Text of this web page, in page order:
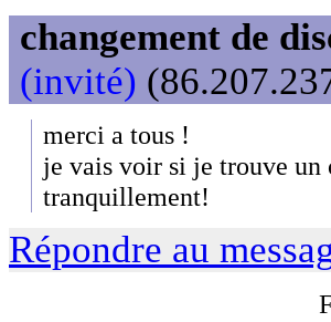
changement de
(invité)
merci a tous !
je vais voir si je trouve
tranquillement!
Répondre au